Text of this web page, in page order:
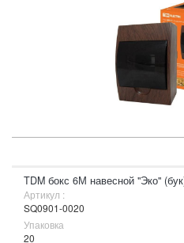
TDM бокс 6М навесной "Эко"
Артикул :
SQ0901-0020
Упаковка
20